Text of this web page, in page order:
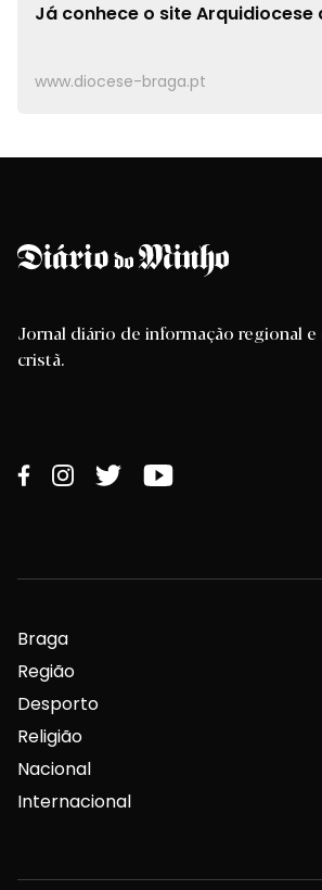
Já conhece o siteArquidiocese
www.diocese-braga.pt
Jornal diário de informação regional e
cristã.
Braga
Região
Desporto
Religião
Nacional
Internacional